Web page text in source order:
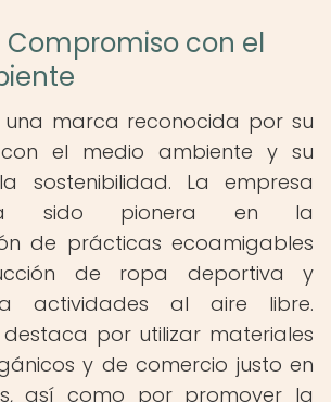
Compromiso con el
marca reconocida por su
el medio ambiente y su
sostenibilidad. La empresa
sido pionera en la
de prácticas ecoamigables
de ropa deportiva y
actividades al aire libre.
por utilizar materiales
y de comercio justo en
así como por promover la